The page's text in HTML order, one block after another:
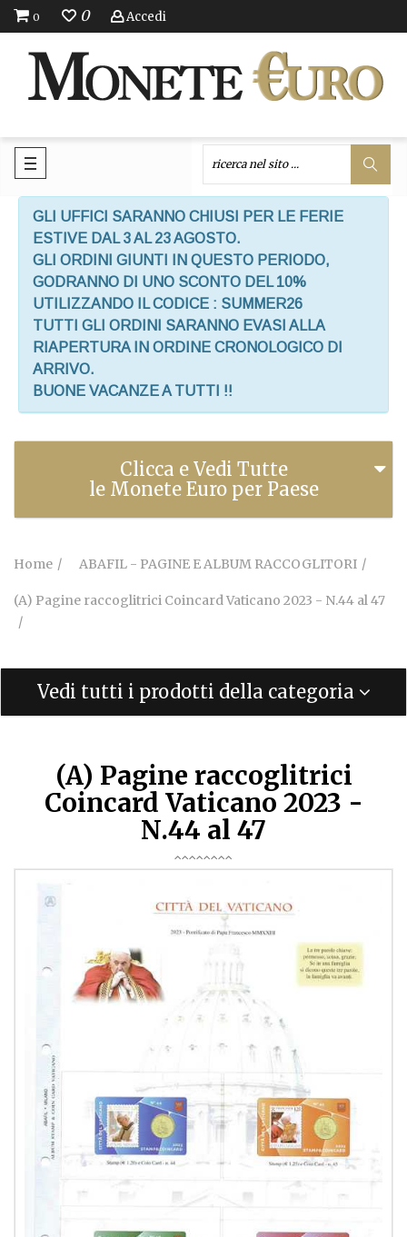
0 0 Accedi
GLI UFFICI SARANNO CHIUSI PER LE FERIE
ESTIVE DAL 3 AL 23 AGOSTO.
GLI ORDINI GIUNTI IN QUESTO PERIODO,
GODRANNO DI UNO SCONTO DEL 10%
UTILIZZANDO IL CODICE : SUMMER26
TUTTI GLI ORDINI SARANNO EVASI ALLA
RIAPERTURA IN ORDINE CRONOLOGICO DI
ARRIVO.
BUONE VACANZE A TUTTI !!
Clicca e Vedi Tutte
le Monete Euro per Paese
Home ABAFIL - PAGINE E ALBUM RACCOGLITORI
(A) Pagine raccoglitrici Coincard Vaticano 2023 - N.44 al 47
Vedi tutti i prodotti della categoria
(A) Pagine raccoglitrici
Coincard Vaticano 2023 -
N.44 al 47